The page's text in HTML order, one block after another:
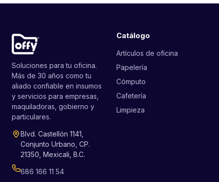
Soluciones para tu oficina.
Más de 30 años como tu
aliado confiable en insumos
y servicios para empresas,
maquiladoras, gobierno y
particulares.
Blvd. Castellón 1141,
Conjunto Urbano, CP.
21350, Mexicali, B.C.
686 166 11 54
Catálogo
Artículos de oficina
Papelería
Cómputo
Cafetería
Limpieza